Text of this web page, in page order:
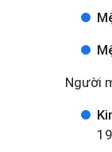
Người